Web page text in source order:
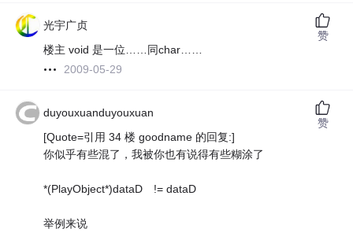
光宇广贞
楼主 void 是一位……同char……
2009-05-29
赞
duyouxuanduyouxuan
[Quote=引用 34 楼 goodname 的回复:]
你似乎有些混了，我被你也有说得有些糊涂了
*(PlayObject*)dataD != dataD
举例来说
赞